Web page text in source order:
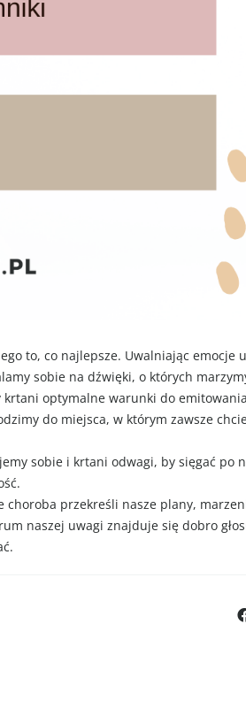
to, co najlepsze. Uwalniając emocje
sobie na dźwięki, o których
optymalne warunki do
do miejsca, w którym zawsze
sobie i krtani odwagi, by sięgać po
choroba przekreśli nasze plany,
naszej uwagi znajduje się dobro